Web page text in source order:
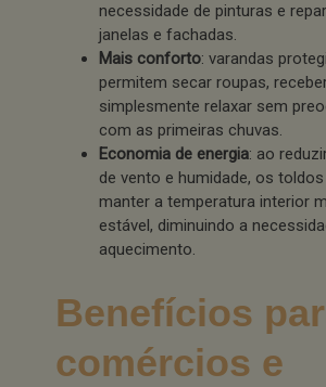
necessidade de pinturas e
janelas e fachadas.
Mais conforto: varandas
permitem secar roupas,
simplesmente relaxar sem
com as primeiras chuvas.
Economia de energia: ao
de vento e humidade, os
manter a temperatura interior
estável, diminuindo a
aquecimento.
Benefícios
comércios e